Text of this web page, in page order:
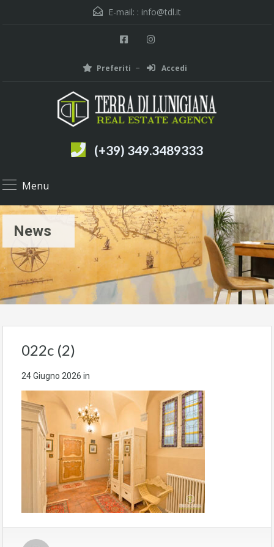
E-mail: : info@tdl.it
Preferiti Accedi
(+39) 349.3489333
Menu
News
022c (2)
24 Giugno 2026 in